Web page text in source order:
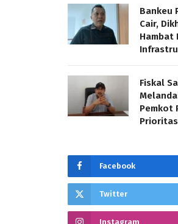
Bankeu
Cair,
Hambat
Fiskal
Pemkot
Facebook
Twitter
Instagram